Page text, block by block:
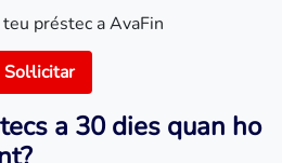
préstec a AvaFin
Sol·licitar
a 30 dies quan ho